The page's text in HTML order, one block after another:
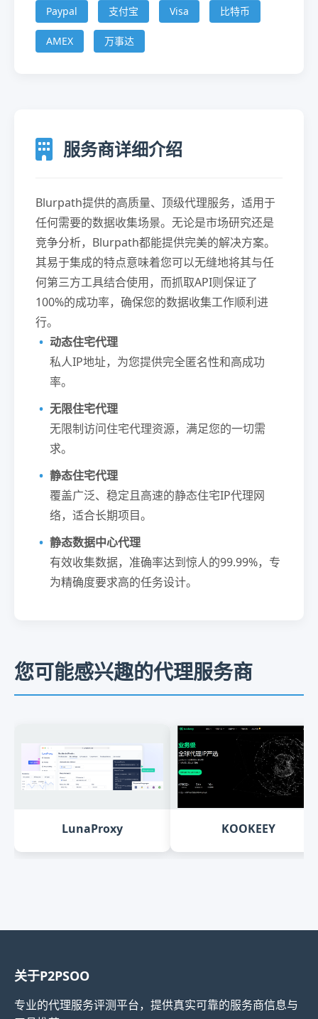
Paypal 支付宝 Visa 比特币
AMEX 万事达
服务商详细介绍
Blurpath提供的高质量、顶级代理服务，适用于
任何需要的数据收集场景。无论是市场研究还是
竞争分析，Blurpath都能提供完美的解决方案。
其易于集成的特点意味着您可以无缝地将其与任
何第三方工具结合使用，而抓取API则保证了
100%的成功率，确保您的数据收集工作顺利进
行。
动态住宅代理
私人IP地址，为您提供完全匿名性和高成功
率。
无限住宅代理
无限制访问住宅代理资源，满足您的一切需
求。
静态住宅代理
覆盖广泛、稳定且高速的静态住宅IP代理网
络，适合长期项目。
静态数据中心代理
有效收集数据，准确率达到惊人的99.99%，专
为精确度要求高的任务设计。
您可能感兴趣的代理服务商
LunaProxy KOOKEEY
关于P2PSOO
专业的代理服务评测平台，提供真实可靠的服务商信息与